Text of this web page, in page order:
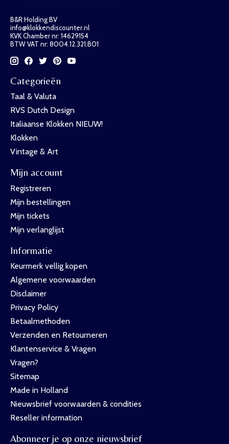
B&R Holding BV
info@klokkendiscounter.nl
KVK Chamber nr: 14629154
BTW VAT nr: 8004.12.321.B01
Categorieën
Taal & Valuta
RVS Dutch Design
Italiaanse Klokken NIEUW!
Klokken
Vintage & Art
Mijn account
Registreren
Mijn bestellingen
Mijn tickets
Mijn verlanglijst
Informatie
Keurmerk vellig kopen
Algemene voorwaarden
Disclaimer
Privacy Policy
Betaalmethoden
Verzenden en Retourneren
Klantenservice & Vragen
Vragen?
Sitemap
Made in Holland
Nieuwsbrief voorwaarden & condities
Reseller information
Abonneer je op onze nieuwsbrief